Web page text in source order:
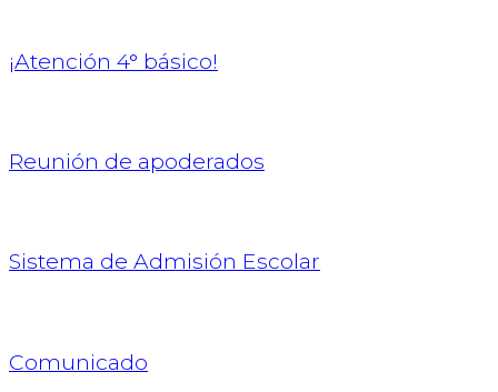
¡Atención 4° básico!
Reunión de apoderados
Sistema de Admisión Escolar
Comunicado